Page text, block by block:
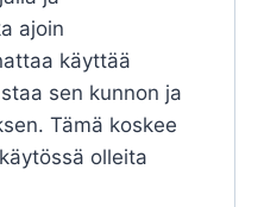
ajoin
käyttää
sen kunnon ja
Tämä koskee
olleita